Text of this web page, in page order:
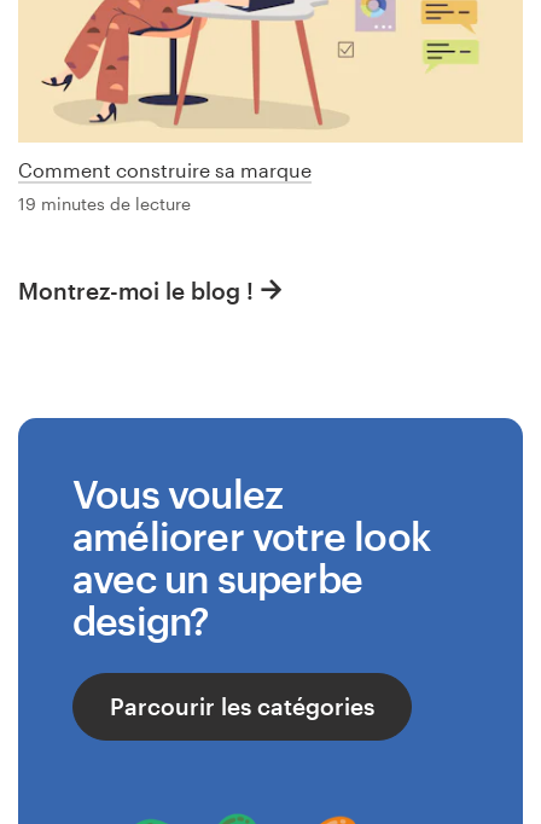
Comment construire sa marque
19 minutes de lecture
Montrez-moi le blog !
Vous voulez
améliorer votre look
avec un superbe
design?
Parcourir les catégories